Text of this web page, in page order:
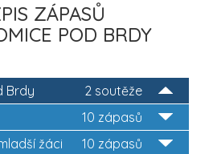
ZÁPASŮ
POD BRDY
2 soutěže
Brdy
10 zápasů
10 zápasů
žáci